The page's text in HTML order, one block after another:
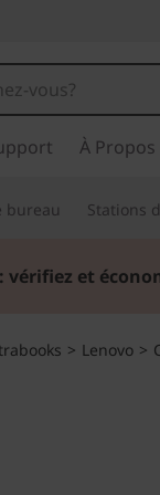
À Propos
bureau Stations
et
> Lenovo >